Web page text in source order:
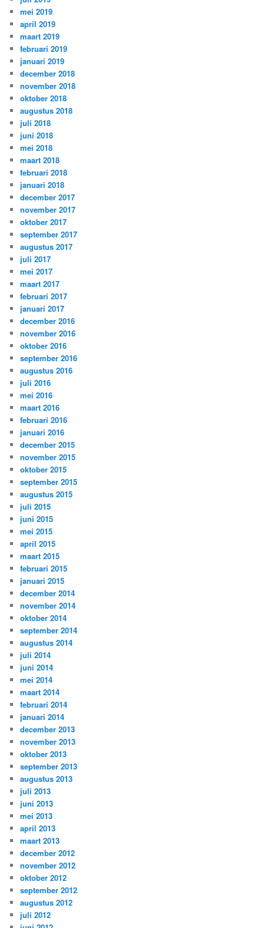
mei 2019
april 2019
maart 2019
februari 2019
januari 2019
december 2018
november 2018
oktober 2018
augustus 2018
juli 2018
juni 2018
mei 2018
maart 2018
februari 2018
januari 2018
december 2017
november 2017
oktober 2017
september 2017
augustus 2017
juli 2017
mei 2017
maart 2017
februari 2017
januari 2017
december 2016
november 2016
oktober 2016
september 2016
augustus 2016
juli 2016
mei 2016
maart 2016
februari 2016
januari 2016
december 2015
november 2015
oktober 2015
september 2015
augustus 2015
juli 2015
juni 2015
mei 2015
april 2015
maart 2015
februari 2015
januari 2015
december 2014
november 2014
oktober 2014
september 2014
augustus 2014
juli 2014
juni 2014
mei 2014
maart 2014
februari 2014
januari 2014
december 2013
november 2013
oktober 2013
september 2013
augustus 2013
juli 2013
juni 2013
mei 2013
april 2013
maart 2013
december 2012
november 2012
oktober 2012
september 2012
augustus 2012
juli 2012